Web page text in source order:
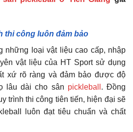
thi công luôn đảm bảo
những loại vật liệu cao cấp, nhập
vật liệu của HT Sport sử dụng
xứ rõ ràng và đảm bảo được độ
lâu dài cho sân pickleball . Đồng
trình thi công tiên tiến, hiện đại sẽ
luôn đạt tiêu chuẩn và chất